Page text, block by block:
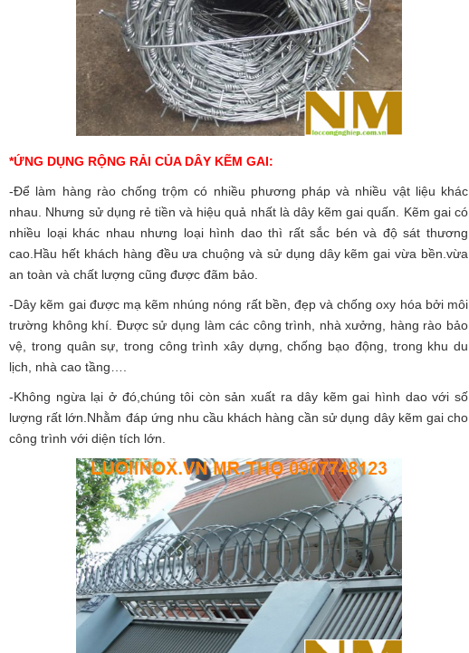
*ỨNG DỤNG RỘNG RẢI CỦA DÂY KẼM GAI:
-Để làm hàng rào chống trộm có nhiều phương pháp và nhiều vật liệu khác
nhau. Nhưng sử dụng rẻ tiền và hiệu quả nhất là dây kẽm gai quấn. Kẽm gai có
nhiều loại khác nhau nhưng loại hình dao thì rất sắc bén và độ sát thương
cao.Hầu hết khách hàng đều ưa chuộng và sử dụng dây kẽm gai vừa bền.vừa
an toàn và chất lượng cũng được đãm bảo.
-Dây kẽm gai được mạ kẽm nhúng nóng rất bền, đẹp và chống oxy hóa bởi môi
trường không khí. Được sử dụng làm các công trình, nhà xưởng, hàng rào bảo
vệ, trong quân sự, trong công trình xây dựng, chống bạo động, trong khu du
lịch, nhà cao tầng….
-Không ngừa lại ở đó,chúng tôi còn sản xuất ra dây kẽm gai hình dao với số
lượng rất lớn.Nhằm đáp ứng nhu cầu khách hàng cần sử dụng dây kẽm gai cho
công trình với diện tích lớn.